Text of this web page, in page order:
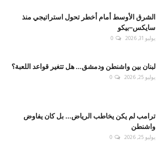
الشرق الأوسط أمام أخطر تحول استراتيجي منذ
سايكس–بيكو
يوليو 31, 2026 0
لبنان بين واشنطن ودمشق... هل تتغير قواعد اللعبة؟
يوليو 25, 2026 0
ترامب لم يكن يخاطب الرياض... بل كان يفاوض
واشنطن
يوليو 25, 2026 0